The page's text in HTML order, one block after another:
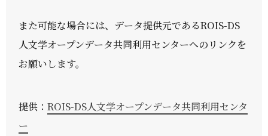
また可能な場合には、データ提供元であるROIS-DS
人文学オープンデータ共同利用センターへのリンクを
お願いします。
提供：ROIS-DS人文学オープンデータ共同利用センタ
ー